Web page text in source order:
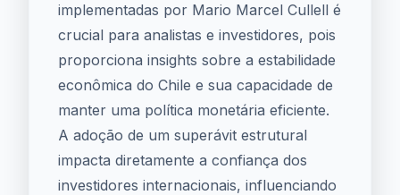
implementadas por Mario Marcel Cullell é
crucial para analistas e investidores, pois
proporciona insights sobre a estabilidade
econômica do Chile e sua capacidade de
manter uma política monetária eficiente.
A adoção de um superávit estrutural
impacta diretamente a confiança dos
investidores internacionais, influenciando